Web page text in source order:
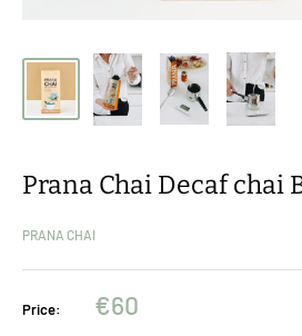
Prana Chai Decaf chai
PRANA CHAI
Price: €60